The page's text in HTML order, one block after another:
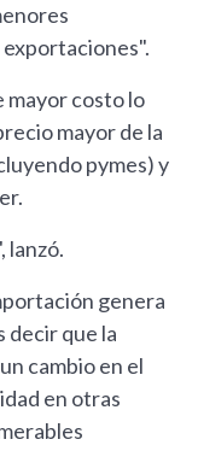
mayor costo lo
mayor de la
pymes) y
lanzó.
genera
decir que la
cambio en el
en otras